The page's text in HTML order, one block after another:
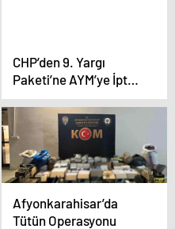
CHP’den 9. Yargı
Paketi’ne AYM’ye İptal
Başvurusu
Afyonkarahisar’da
Tütün Operasyonu